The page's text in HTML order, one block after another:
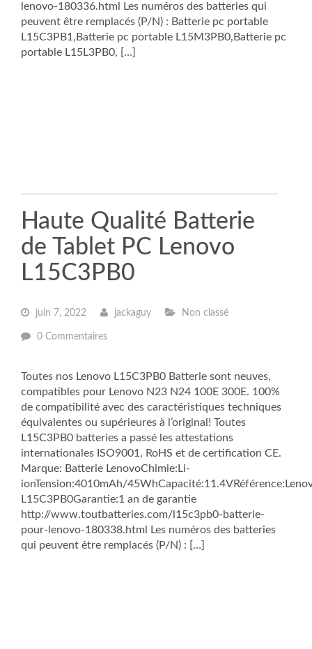
lenovo-180336.html Les numéros des batteries qui
peuvent être remplacés (P/N) : Batterie pc portable
L15C3PB1,Batterie pc portable L15M3PB0,Batterie pc
portable L15L3PB0, […]
Haute Qualité Batterie
de Tablet PC Lenovo
L15C3PB0
juin 7, 2022 jackaguy Non classé
0 Commentaires
Toutes nos Lenovo L15C3PB0 Batterie sont neuves,
compatibles pour Lenovo N23 N24 100E 300E. 100%
de compatibilité avec des caractéristiques techniques
équivalentes ou supérieures à l’original! Toutes
L15C3PB0 batteries a passé les attestations
internationales ISO9001, RoHS et de certification CE.
Marque: Batterie LenovoChimie:Li-
ionTension:4010mAh/
L15C3PB0Garantie:1 an de garantie
http://www.toutbatteries.com/l15c3pb0-batterie-
pour-lenovo-180338.html Les numéros des batteries
qui peuvent être remplacés (P/N) : […]